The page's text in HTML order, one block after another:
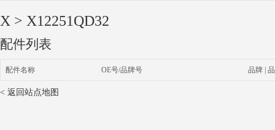
X > X12251QD32
配件列表
配件名称 OE号/品牌号 品牌 |
< 返回站点地图